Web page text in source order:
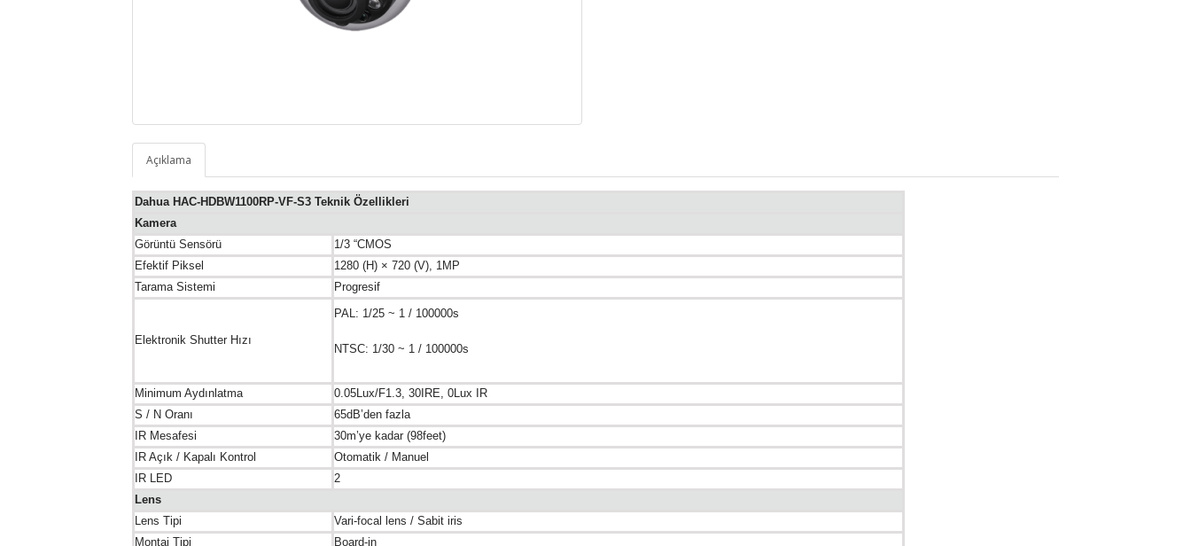
Açıklama
Dahua HAC-HDBW1100RP-VF-S3 Teknik Özellikleri
Kamera
Görüntü Sensörü
1/3 “CMOS
Efektif Piksel
1280 (H) × 720 (V), 1MP
Tarama Sistemi
Progresif
Elektronik Shutter Hızı
PAL: 1/25 ~ 1 / 100000s
NTSC: 1/30 ~ 1 / 100000s
Minimum Aydınlatma
0.05Lux/F1.3, 30IRE, 0Lux IR
S / N Oranı
65dB’den fazla
IR Mesafesi
30m’ye kadar (98feet)
IR Açık / Kapalı Kontrol
Otomatik / Manuel
IR LED
2
Lens
Lens Tipi
Vari-focal lens / Sabit iris
Montaj Tipi
Board-in